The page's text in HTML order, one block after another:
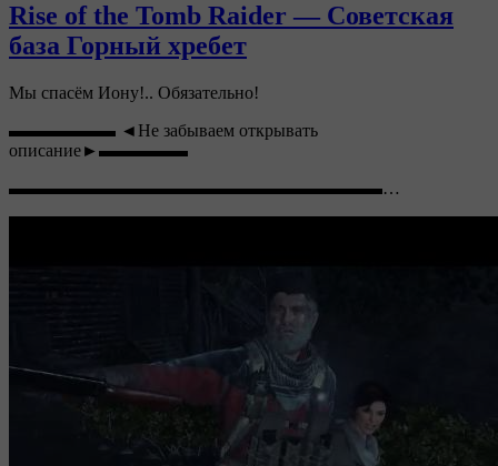
Rise of the Tomb Raider — Советская
база Горный хребет
Мы спасём Иону!.. Обязательно!
▬▬▬▬▬▬ ◄Не забываем открывать
описание►▬▬▬▬▬
▬▬▬▬▬▬▬▬▬▬▬▬▬▬▬▬▬▬▬▬▬…